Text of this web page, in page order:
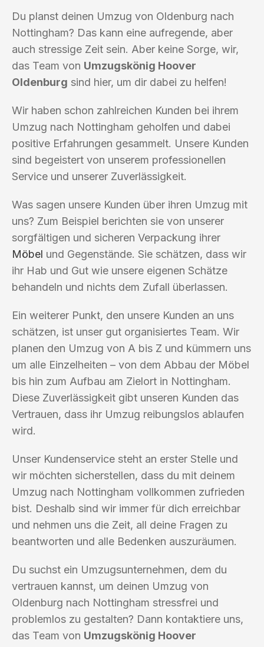
Du planst deinen Umzug von Oldenburg nach
Nottingham? Das kann eine aufregende, aber
auch stressige Zeit sein. Aber keine Sorge, wir,
das Team von Umzugskönig Hoover
Oldenburg sind hier, um dir dabei zu helfen!
Wir haben schon zahlreichen Kunden bei ihrem
Umzug nach Nottingham geholfen und dabei
positive Erfahrungen gesammelt. Unsere Kunden
sind begeistert von unserem professionellen
Service und unserer Zuverlässigkeit.
Was sagen unsere Kunden über ihren Umzug mit
uns? Zum Beispiel berichten sie von unserer
sorgfältigen und sicheren Verpackung ihrer
Möbel und Gegenstände. Sie schätzen, dass wir
ihr Hab und Gut wie unsere eigenen Schätze
behandeln und nichts dem Zufall überlassen.
Ein weiterer Punkt, den unsere Kunden an uns
schätzen, ist unser gut organisiertes Team. Wir
planen den Umzug von A bis Z und kümmern uns
um alle Einzelheiten – von dem Abbau der Möbel
bis hin zum Aufbau am Zielort in Nottingham.
Diese Zuverlässigkeit gibt unseren Kunden das
Vertrauen, dass ihr Umzug reibungslos ablaufen
wird.
Unser Kundenservice steht an erster Stelle und
wir möchten sicherstellen, dass du mit deinem
Umzug nach Nottingham vollkommen zufrieden
bist. Deshalb sind wir immer für dich erreichbar
und nehmen uns die Zeit, all deine Fragen zu
beantworten und alle Bedenken auszuräumen.
Du suchst ein Umzugsunternehmen, dem du
vertrauen kannst, um deinen Umzug von
Oldenburg nach Nottingham stressfrei und
problemlos zu gestalten? Dann kontaktiere uns,
das Team von Umzugskönig Hoover